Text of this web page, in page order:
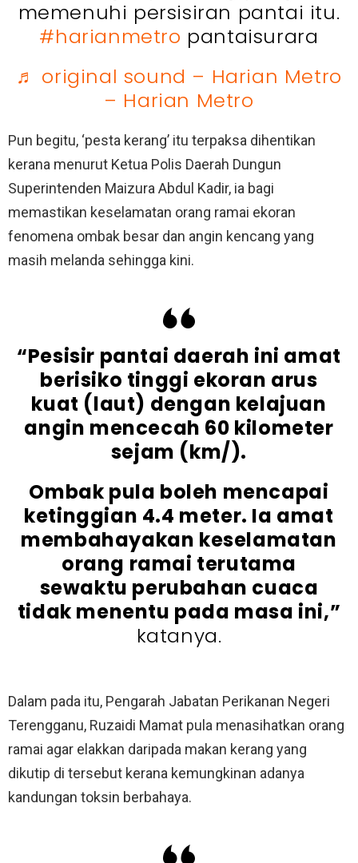
memenuhi persisiran pantai itu.
#harianmetro pantaisurara
♬ original sound – Harian Metro
– Harian Metro
Pun begitu, ‘pesta kerang’ itu terpaksa dihentikan
kerana menurut Ketua Polis Daerah Dungun
Superintenden Maizura Abdul Kadir, ia bagi
memastikan keselamatan orang ramai ekoran
fenomena ombak besar dan angin kencang yang
masih melanda sehingga kini.
“Pesisir pantai daerah ini amat
berisiko tinggi ekoran arus
kuat (laut) dengan kelajuan
angin mencecah 60 kilometer
sejam (km/).
Ombak pula boleh mencapai
ketinggian 4.4 meter. Ia amat
membahayakan keselamatan
orang ramai terutama
sewaktu perubahan cuaca
tidak menentu pada masa ini,”
katanya.
Dalam pada itu, Pengarah Jabatan Perikanan Negeri
Terengganu, Ruzaidi Mamat pula menasihatkan orang
ramai agar elakkan daripada makan kerang yang
dikutip di tersebut kerana kemungkinan adanya
kandungan toksin berbahaya.